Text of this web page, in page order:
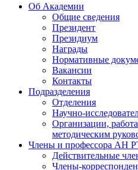
Об Академии
Общие сведения
Президент
Президиум
Награды
Нормативные
Вакансии
Контакты
Подразделения
Отделения
Научно-
Организации,
методическим
Члены и профессора АН
Действительные
Члены-